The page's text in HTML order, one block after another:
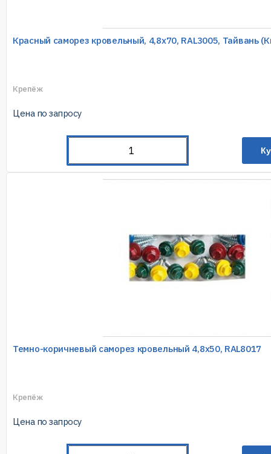
Красный саморез кровельный, 4,8х70, RAL3005, Тайвань
Крепёж
Цена по запросу
Темно-коричневый саморез кровельный 4,8х50, RAL8017
Крепёж
Цена по запросу